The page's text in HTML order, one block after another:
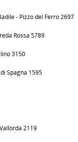
- Pizzo del Ferro 2697
Rossa 5789
3150
Spagna 1595
2119